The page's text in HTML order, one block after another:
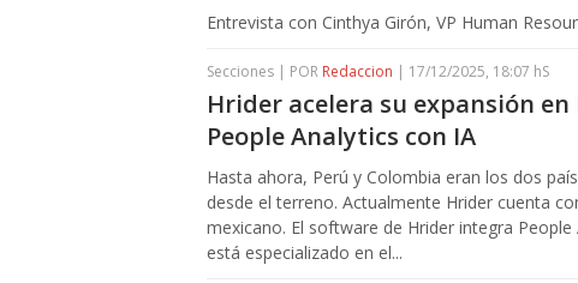
Entrevista con Cinthya Girón, VP Human
Secciones | POR Redaccion | 17/12/2025, 18:07 hS
Hrider acelera su expansión
People Analytics con IA
Hasta ahora, Perú y Colombia eran los dos
desde el terreno. Actualmente Hrider cuenta
mexicano. El software de Hrider integra
está especializado en el...